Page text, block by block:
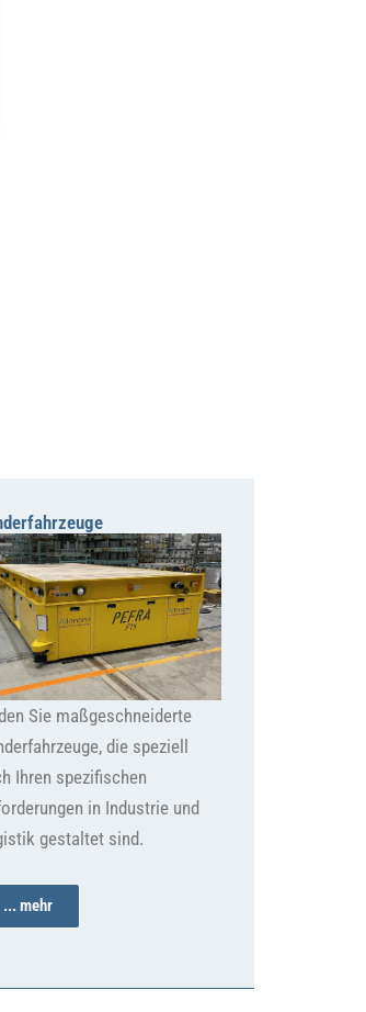
Sie maßgeschneiderte
die speziell
Ihren spezifischen
in Industrie und
gestaltet sind.
... mehr